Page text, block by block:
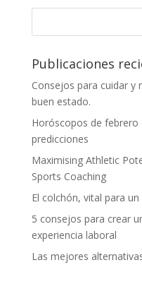
Publicaciones
Consejos para cuidar y
buen estado.
Horóscopos de febrero
predicciones
Maximising Athletic
Sports Coaching
El colchón, vital para
5 consejos para crear
experiencia laboral
Las mejores